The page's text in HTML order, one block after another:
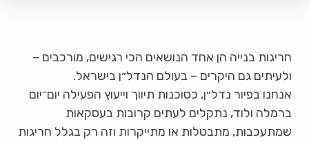
חריגות בנייה הן אחד הנושאים הכי רגישים, מורכבים –
ולעיתים גם היקרים – בעולם הנדל״ן בישראל.
אנחנו בפיור נדל״ן, כסוכנות תיווך וייעוץ הפעילה יום־יום
ברמלה ולוד, נתקלים לעתים קרובות בעסקאות
שמתעכבות, מתבטלות או מתייקרות וזה רק בגלל חריגות